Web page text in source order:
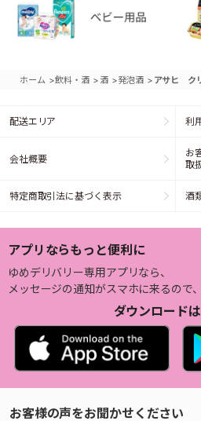
ホーム >飲料・酒 > 酒 >発泡酒 > アサヒ ク
配送エリア 利
会社概要
お
取
特定商取引法に基づく表示 酒
アプリならもっと便利に
ゆめデリバリー専用アプリなら、
メッセージの通知がスマホに来るので
ダウンロード
お客様の声をお聞かせください